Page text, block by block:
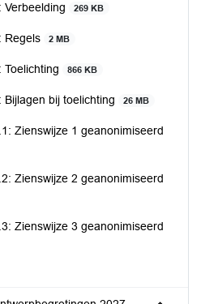
Verbeelding 269 KB
Regels 2 MB
Toelichting 866 KB
Bijlagen bij toelichting 26 MB
Zienswijze 1 geanonimiseerd
Zienswijze 2 geanonimiseerd
Zienswijze 3 geanonimiseerd